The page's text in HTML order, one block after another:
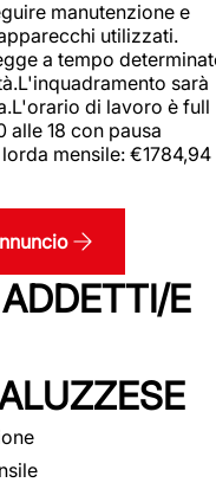
manutenzione e
utilizzati.
a tempo
sarà
di lavoro è full
alle 18 con pausa
mensile: €1784,94
E